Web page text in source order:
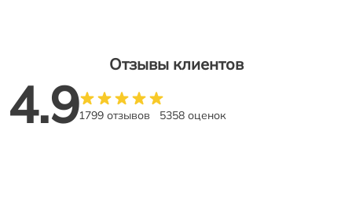
Отзывы клиентов
4.91799 отзывов 5358 оценок